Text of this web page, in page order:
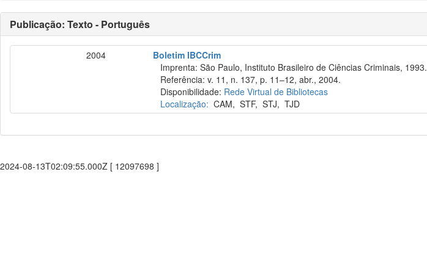
Publicação: Texto - Português
2004
Boletim IBCCrim
Imprenta: São Paulo, Instituto Brasileiro de Ciências Criminais, 1993.
Referência: v. 11, n. 137, p. 11–12, abr., 2004.
Disponibilidade: Rede Virtual de Bibliotecas
Localização: CAM,STF,STJ,TJD
2024-08-13T02:09:55.000Z [ 12097698 ]